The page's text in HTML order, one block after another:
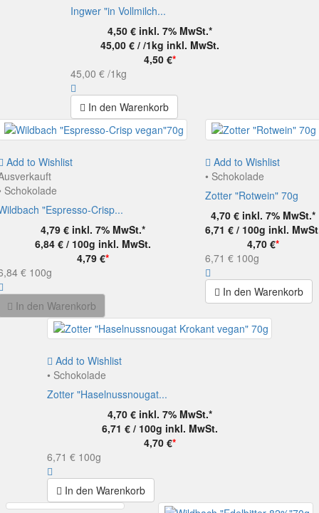
Ingwer "in Vollmilch...
4,50 € inkl. 7% MwSt.*
45,00 € / /1kg inkl. MwSt.
4,50 €*
45,00 € /1kg
In den Warenkorb
Add to Wishlist
Schokolade
"Espresso-Crisp...
4,79 € inkl. 7% MwSt.*
6,84 € / 100g inkl. MwSt.
4,79 €*
€ 100g
In den Warenkorb
Add to Wishlist
• Schokolade
Zotter "Rotwein" 70g
4,70 € inkl. 7% MwSt.*
6,71 € / 100g inkl.
4,70 €*
6,71 € 100g
In den Warenkorb
Add to Wishlist
• Schokolade
Zotter "Haselnussnougat...
4,70 € inkl. 7% MwSt.*
6,71 € / 100g inkl. MwSt.
4,70 €*
6,71 € 100g
In den Warenkorb